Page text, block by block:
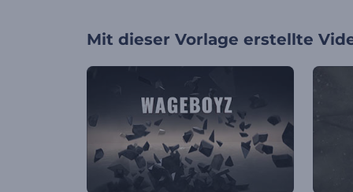
Mit dieser Vorlage erstellte